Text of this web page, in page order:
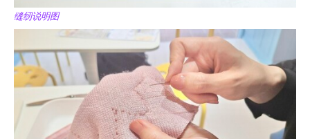
缝纫说明图